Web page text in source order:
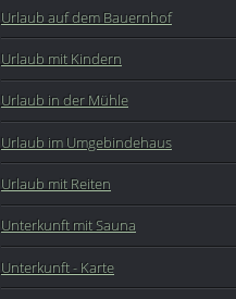
Urlaub auf dem Bauernhof
Urlaub mit Kindern
Urlaub in der Mühle
Urlaub im Umgebindehaus
Urlaub mit Reiten
Unterkunft mit Sauna
Unterkunft - Karte